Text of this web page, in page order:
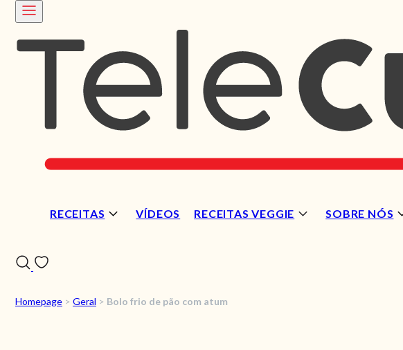
RECEITAS VÍDEOS RECEITAS VEGGIE SOBRE NÓS
Homepage > Geral > Bolo frio de pão com atum